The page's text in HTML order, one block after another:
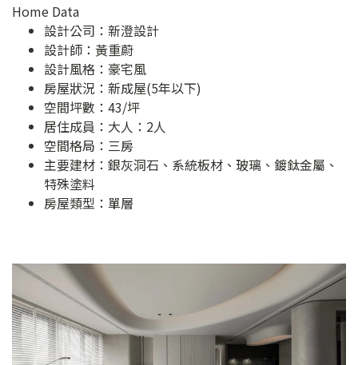
Home Data
設計公司： 新澄設計
設計師：黃重蔚
設計風格：豪宅風
房屋狀況：新成屋(5年以下)
空間坪數：43/坪
居住成員：大人：2人
空間格局：三房
主要建材：銀灰洞石、系統板材、玻璃、鍍鈦金屬、
特殊塗料
房屋類型：單層